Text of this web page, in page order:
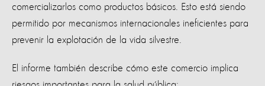
comercializarlos como productos básicos. Esto está siendo
permitido por mecanismos internacionales ineficientes para
prevenir la explotación de la vida silvestre.
El informe también describe cómo este comercio implica